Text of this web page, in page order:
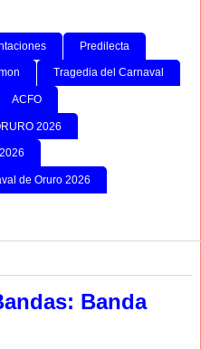
Predilecta
Tragedia del Carnaval
ACFO
2026
de Oruro 2026
Banda